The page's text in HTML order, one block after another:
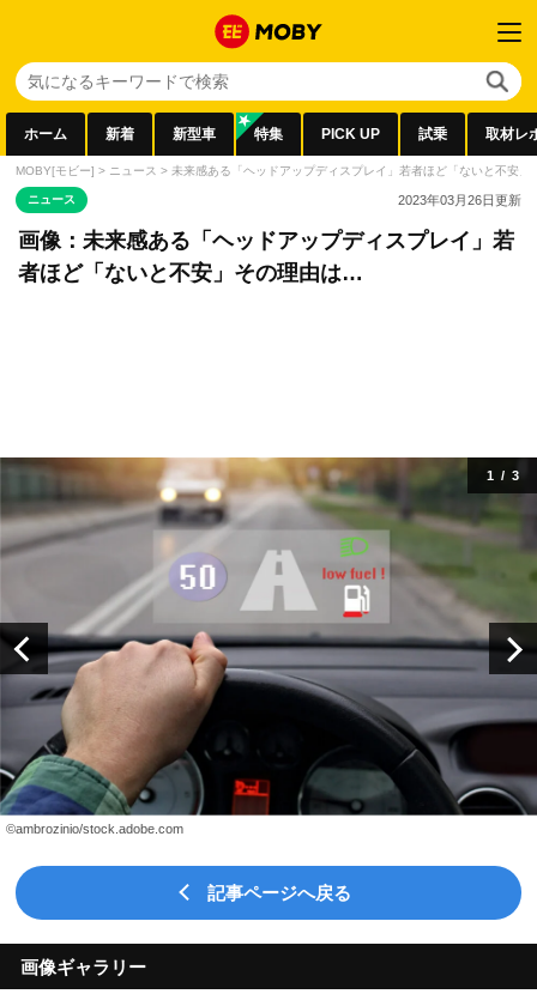
ホーム 新着 新型車 特集 PICK UP 試乗 取材レ
MOBY[モビー] > ニュース > 未来感ある「ヘッドアップディスプレイ」若者ほど「ないと不安
ニュース 2023年03月26日更新
画像：未来感ある「ヘッドアップディスプレイ」若
者ほど「ないと不安」その理由は…
©ambrozinio/stock.adobe.com
1/ 3
記事ページへ戻る
画像ギャラリー